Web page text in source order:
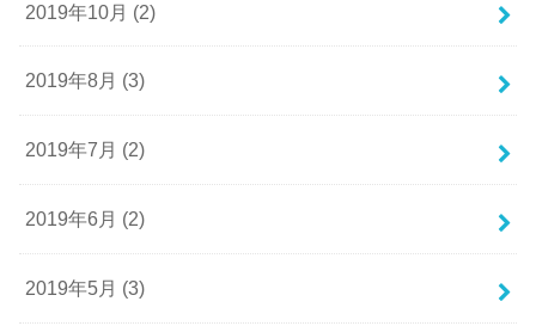
2019年10月 (2)
2019年8月 (3)
2019年7月 (2)
2019年6月 (2)
2019年5月 (3)